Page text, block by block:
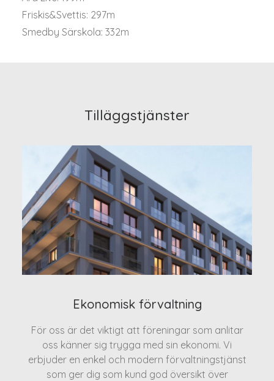
Friskis&Svettis: 297m
Smedby Särskola: 332m
Tilläggstjänster
Ekonomisk förvaltning
För oss är det viktigt att föreningar som anlitar
oss känner sig trygga med sin ekonomi. Vi
erbjuder en enkel och modern förvaltningstjänst
som ger dig som kund god översikt över